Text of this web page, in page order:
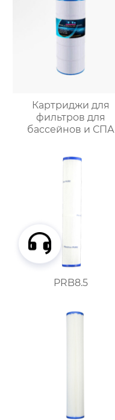
Картриджи для
фильтров для
бассейнов и СПА
PRB8.5